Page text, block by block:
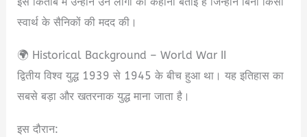
स्वार्थ के सैनिकों की मदद की।
🌍 Historical Background – World War II
द्वितीय विश्व युद्ध 1939 से 1945 के बीच हुआ था। यह इतिहास का
सबसे बड़ा और खतरनाक युद्ध माना जाता है।
इस दौरान: